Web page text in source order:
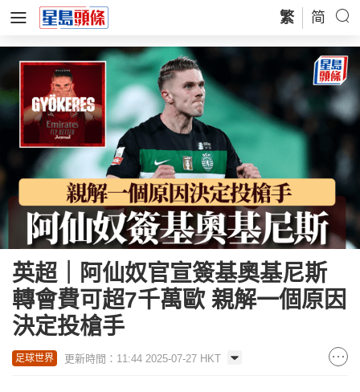
繁 简
英超｜阿仙奴官宣簽基奧基尼斯
轉會費可超7千萬歐 親解一個原因
決定投槍手
足球世界 更新時間：11:44 2025-07-27 HKT